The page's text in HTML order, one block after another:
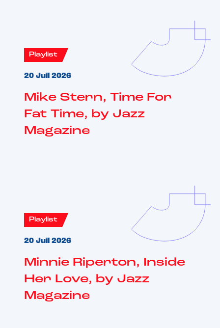
Playlist
20 Juil 2026
Mike Stern, Time For
Fat Time, by Jazz
Magazine
Playlist
20 Juil 2026
Minnie Riperton, Inside
Her Love, by Jazz
Magazine